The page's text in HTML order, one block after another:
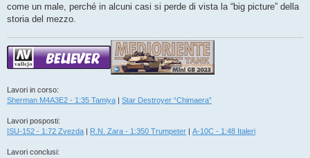
i
o
come un male, perché in alcuni casi si perde di vista la “big picture” della
storia del mezzo.
Lavori in corso:
Sherman M4A3E2 - 1:35 Tamiya | Star Destroyer “Chimaera”
Lavori posposti:
ISU-152 - 1:72 Zvezda | R.N. Zara - 1:350 Trumpeter | A-10C - 1:48 Italeri
Lavori conclusi: